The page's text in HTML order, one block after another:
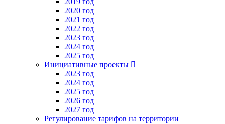
2020 год
2021 год
2022 год
2023 год
2024 год
2025 год
Инициативные проекты
2023 год
2024 год
2025 год
2026 год
2027 год
Регулирование тарифов на территории